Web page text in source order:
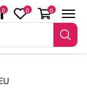
0 0 0